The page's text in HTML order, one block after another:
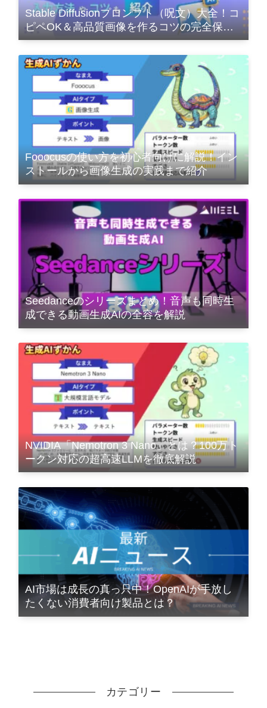
Stable Diffusionプロンプト（呪文）大全！コ
ピペOK＆高品質画像を作るコツの完全保存
版
Fooocusの使い方を初心者向けに解説！イン
ストールから画像生成の実践まで紹介
Seedanceのシリーズまとめ！音声も同時生
成できる動画生成AIの全容を解説
NVIDIA「Nemotron 3 Nano」とは？100万ト
ークン対応の超高速LLMを徹底解説
AI市場は成長の真っ只中！OpenAIが手放し
たくない消費者向け製品とは？
カテゴリー